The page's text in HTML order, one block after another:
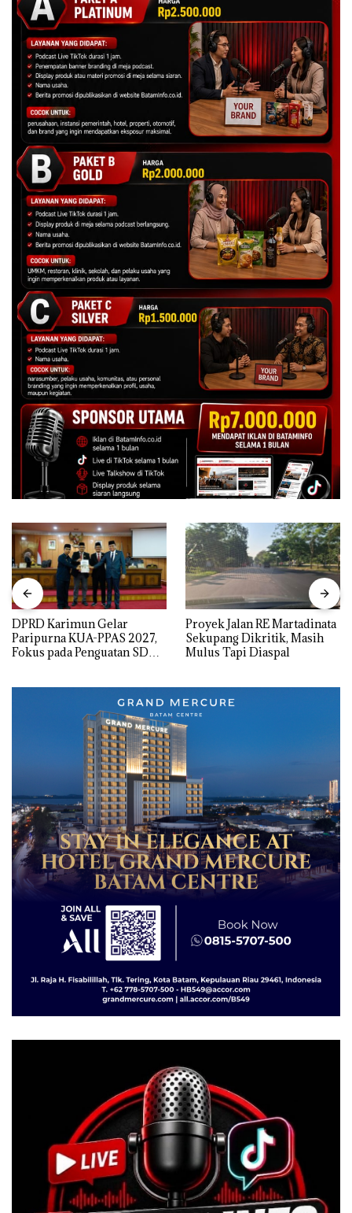
DPRD Karimun Gelar
Paripurna KUA-PPAS 2027,
Fokus pada Penguatan SDM,
Proyek Jalan RE Martadinata
Sekupang Dikritik, Masih
Mulus Tapi Diaspal